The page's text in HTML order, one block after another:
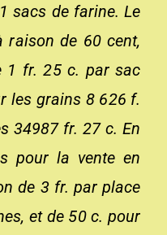
sacs de farine. Le
raison de 60 cent,
1 fr. 25 c. par sac
les grains 8 626 f.
34987 fr. 27 c. En
pour la vente en
de 3 fr. par place
et de 50 c. pour